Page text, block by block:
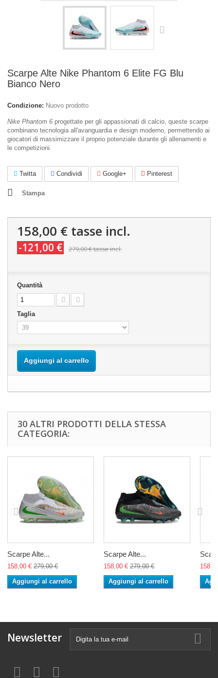
Scarpe Alte Nike Phantom 6 Elite FG Blu
Bianco Nero
Condizione: Nuovo prodotto
Nike Phantom 6 progettate per gli appassionati di calcio, queste scarpe
combinano tecnologia all'avanguardia e design moderno, permettendo ai
giocatori di massimizzare il proprio potenziale durante gli allenamenti e
le competizioni.
Twitta Condividi Google+ Pinterest
Stampa
158,00 € tasse incl.
-121,00 € 279,00 €tasse incl.
Quantità
Taglia
Aggiungi al carrello
30 ALTRI PRODOTTI DELLA STESSA
CATEGORIA:
Scarpe Alte...
158,00 € 279,00 €
Aggiungi al carrello
Scarpe Alte...
158,00 € 279,00 €
Aggiungi al carrello
Newsletter